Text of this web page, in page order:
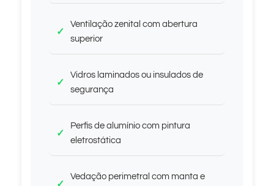
Ventilação zenital com abertura
superior
Vidros laminados ou insulados de
segurança
Perfis de alumínio com pintura
eletrostática
Vedação perimetral com manta e